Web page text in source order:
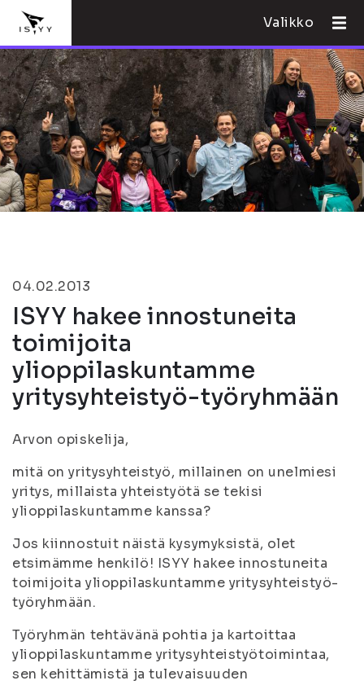
Valikko
04.02.2013
ISYY hakee innostuneita
toimijoita
ylioppilaskuntamme
yritysyhteistyö-työryhmään
Arvon opiskelija,
mitä on yritysyhteistyö, millainen on unelmiesi
yritys, millaista yhteistyötä se tekisi
ylioppilaskuntamme kanssa?
Jos kiinnostuit näistä kysymyksistä, olet
etsimämme henkilö! ISYY hakee innostuneita
toimijoita ylioppilaskuntamme yritysyhteistyö-
työryhmään.
Työryhmän tehtävänä pohtia ja kartoittaa
ylioppilaskuntamme yritysyhteistyötoimintaa,
sen kehittämistä ja tulevaisuuden